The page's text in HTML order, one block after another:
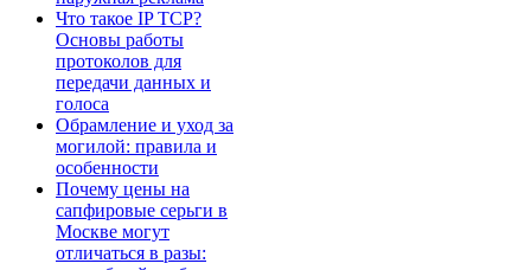
Что такое IP TCP?
Основы работы
протоколов для
передачи данных и
голоса
Обрамление и уход за
могилой: правила и
особенности
Почему цены на
сапфировые серьги в
Москве могут
отличаться в разы: